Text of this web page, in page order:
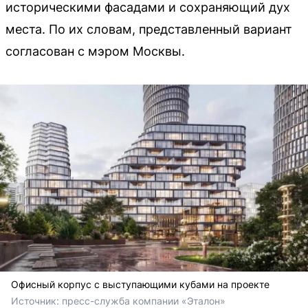
историческими фасадами и сохраняющий дух
места. По их словам, представленный вариант
согласован с мэром Москвы.
Офисный корпус с выступающими кубами на проекте
Источник: пресс-служба компании «Эталон»